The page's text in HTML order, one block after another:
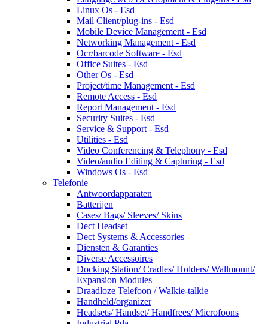
Linux Os - Esd
Mail Client/plug-ins - Esd
Mobile Device Management - Esd
Networking Management - Esd
Ocr/barcode Software - Esd
Office Suites - Esd
Other Os - Esd
Project/time Management - Esd
Remote Access - Esd
Report Management - Esd
Security Suites - Esd
Service & Support - Esd
Utilities - Esd
Video Conferencing & Telephony - Esd
Video/audio Editing & Capturing - Esd
Windows Os - Esd
Telefonie
Antwoordapparaten
Batterijen
Cases/ Bags/ Sleeves/ Skins
Dect Headset
Dect Systems & Accessories
Diensten & Garanties
Diverse Accessoires
Docking Station/ Cradles/ Holders/ Wallmount/
Expansion Modules
Draadloze Telefoon / Walkie-talkie
Handheld/organizer
Headsets/ Handset/ Handfrees/ Microfoons